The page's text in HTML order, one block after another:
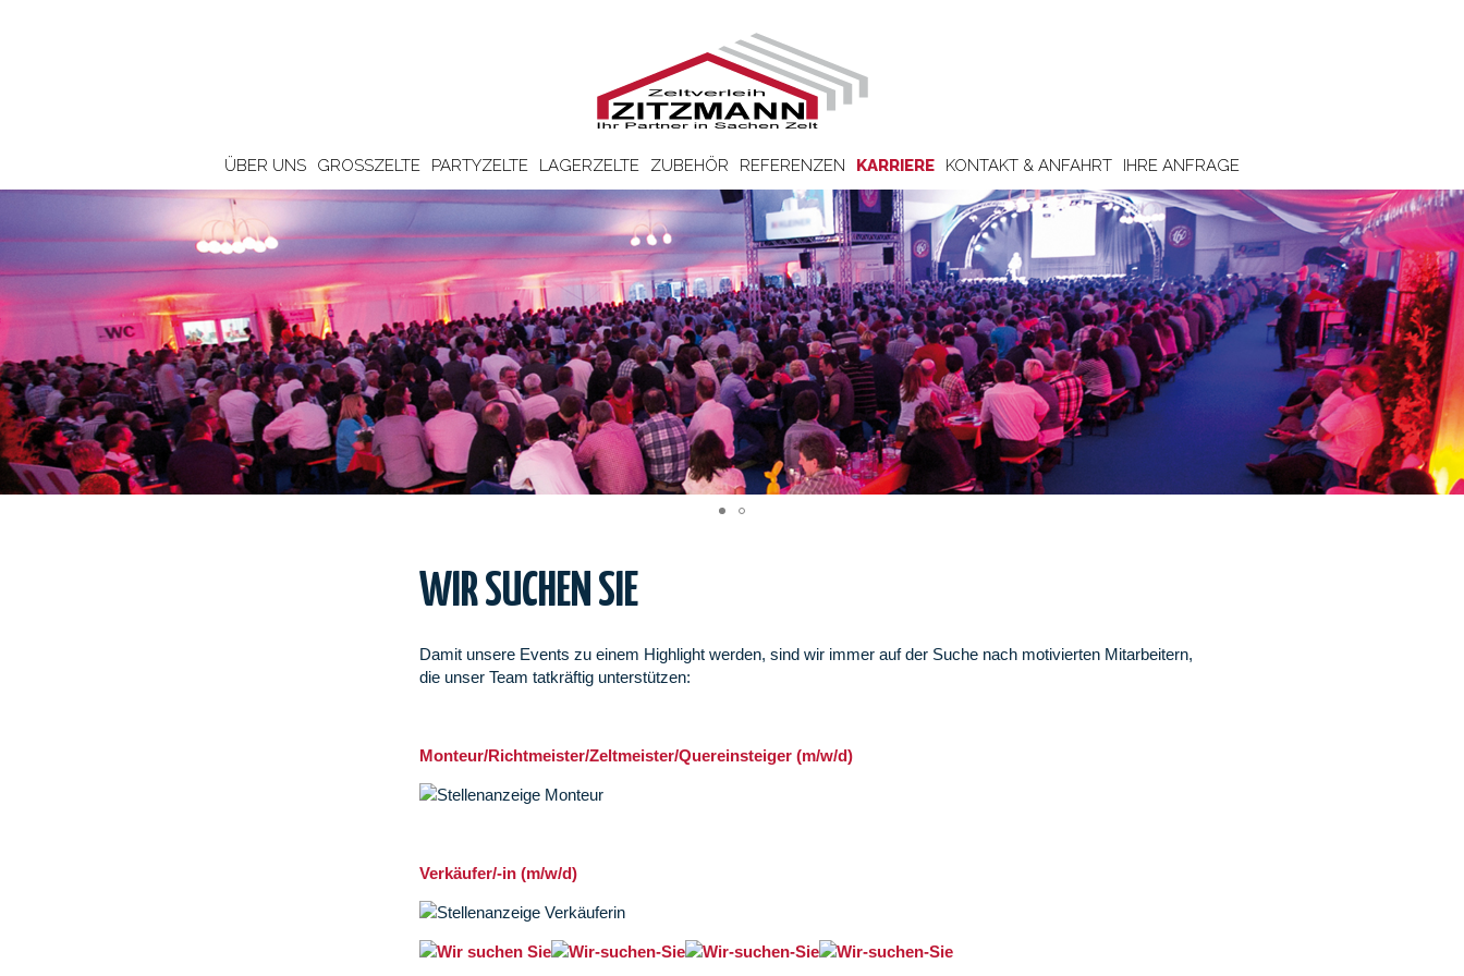
ÜBER UNS GROSSZELTE PARTYZELTE LAGERZELTE ZUBEHÖR REFERENZEN KARRIERE KONTAKT & ANFAHRT IHRE ANFRAGE
WIR SUCHEN SIE
Damit unsere Events zu einem Highlight werden, sind wir immer auf der Suche nach motivierten Mitarbeitern,
die unser Team tatkräftig unterstützen:
Monteur/Richtmeister/Zeltmeister/Quereinsteiger (m/w/d)
Verkäufer/-in (m/w/d)